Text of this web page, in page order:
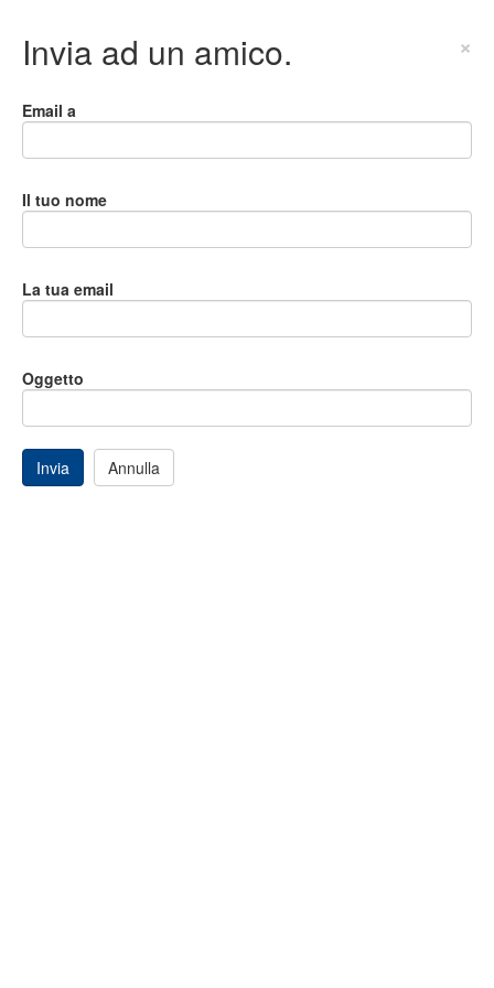
Invia ad un amico. ×
Email a
Il tuo nome
La tua email
Oggetto
Invia Annulla